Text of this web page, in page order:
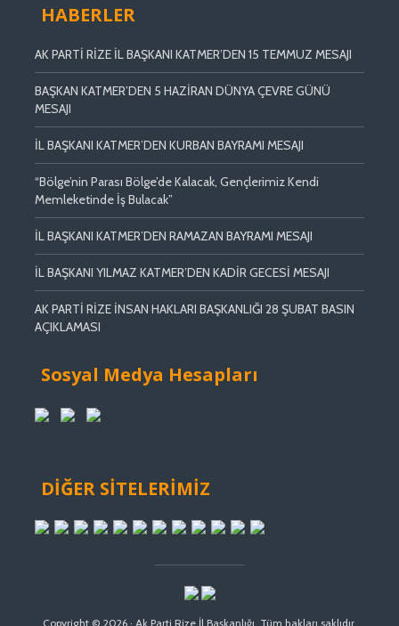
HABERLER
AK PARTİ RİZE İL BAŞKANI KATMER’DEN 15 TEMMUZ MESAJI
BAŞKAN KATMER’DEN 5 HAZİRAN DÜNYA ÇEVRE GÜNÜ
MESAJI
İL BAŞKANI KATMER’DEN KURBAN BAYRAMI MESAJI
“Bölge’nin Parası Bölge’de Kalacak, Gençlerimiz Kendi
Memleketinde İş Bulacak”
İL BAŞKANI KATMER’DEN RAMAZAN BAYRAMI MESAJI
İL BAŞKANI YILMAZ KATMER’DEN KADİR GECESİ MESAJI
AK PARTİ RİZE İNSAN HAKLARI BAŞKANLIĞI 28 ŞUBAT BASIN
AÇIKLAMASI
Sosyal Medya Hesapları
DİĞER SİTELERİMİZ
Copyright © 2026 · Ak Parti Rize İl Başkanlığı. Tüm hakları saklıdır.